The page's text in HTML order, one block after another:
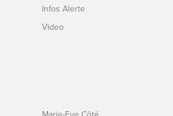
Infos Alerte
Video